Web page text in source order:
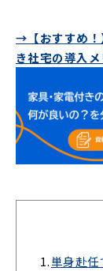
→【おすすめ！
き社宅の導入メ
1.単身赴